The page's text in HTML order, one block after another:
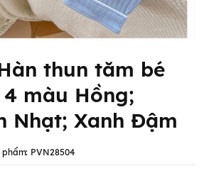
thun tăm bé
màu Hồng;
Nhạt; Xanh Đậm
phẩm: PVN28504